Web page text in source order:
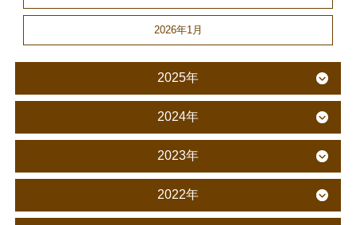
2026年1月
2025年
2024年
2023年
2022年